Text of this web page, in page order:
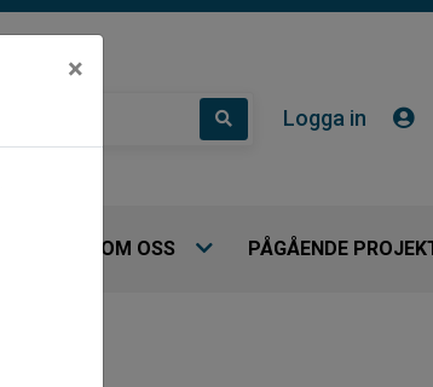
Logga in
OM OSS PÅGÅENDE
×